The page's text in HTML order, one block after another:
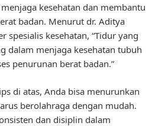
kesehatan dan membantu
badan. Menurut dr. Aditya
spesialis kesehatan, “Tidur yang
dalam menjaga kesehatan tubuh
penurunan berat badan.”
di atas, Anda bisa menurunkan
berolahraga dengan mudah.
dan disiplin dalam